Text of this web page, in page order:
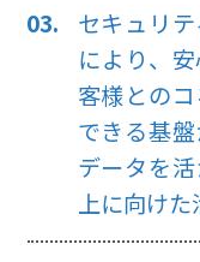
セキュリ
により、
客様との
できる基
データを
上に向け